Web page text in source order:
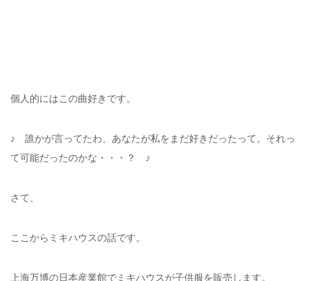
個人的にはこの曲好きです。
♪ 誰かが言ってたわ、あなたが私をまだ好きだったって。それっ
て可能だったのかな・・・？ ♪
さて、
ここからミキハウスの話です。
上海万博の日本産業館でミキハウスが子供服を販売します。